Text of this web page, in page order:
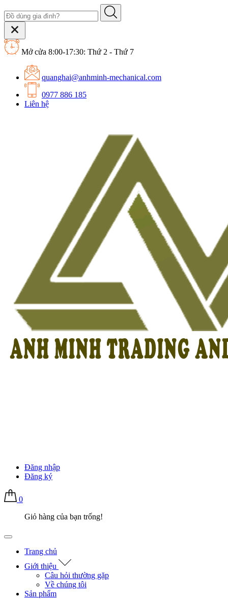
Mở cửa 8:00-17:30: Thứ 2 - Thứ 7
quanghai@anhminh-mechanical.com
0977 886 185
Liên hệ
Đăng nhập
Đăng ký
0
Giỏ hàng của bạn trống!
Trang chủ
Giới thiệu
Câu hỏi thường gặp
Về chúng tôi
Sản phẩm